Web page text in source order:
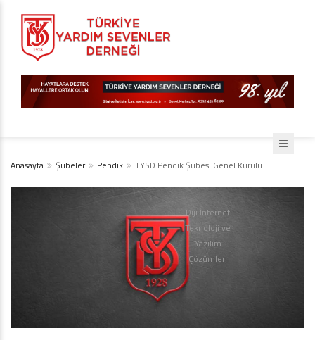
Anasayfa Şubeler Pendik TYSD Pendik Şubesi Genel Kurulu
Diji İnternet
Teknoloji ve
Yazılım
Çözümleri